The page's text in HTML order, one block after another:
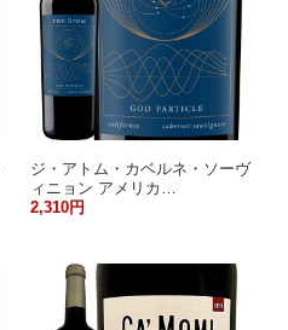
ジ・アトム・カベルネ・ソーヴ
ィニョン アメリカ…
2,310円